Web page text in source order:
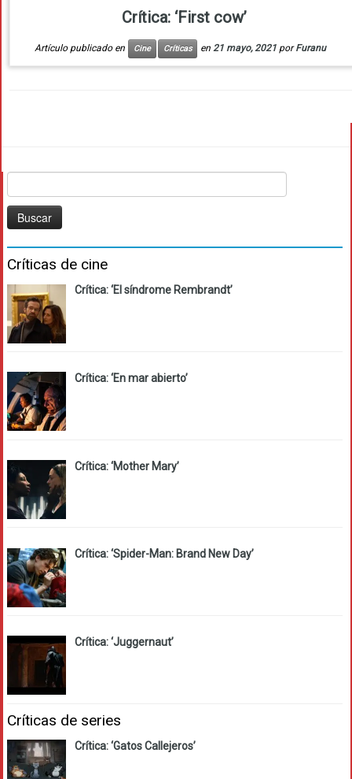
Crítica: ‘First cow’
Artículo publicado en Cine Críticas en 21 mayo, 2021 porFuranu
Críticas de cine
Crítica: ‘El síndrome Rembrandt’
Crítica: ‘En mar abierto’
Crítica: ‘Mother Mary’
Crítica: ‘Spider-Man: Brand New Day’
Crítica: ‘Juggernaut’
Críticas de series
Crítica: ‘Gatos Callejeros’